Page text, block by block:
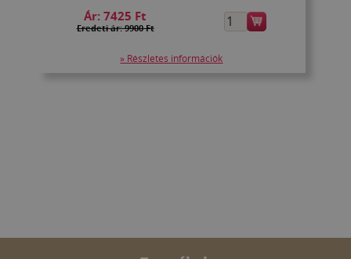
Ár:7425 Ft
Eredeti ár: 9900 Ft
» Részletes információk